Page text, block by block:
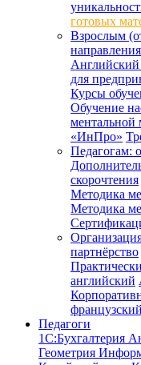
готовых
Взрослым
Английский
для
Курсы
Обучение
ментальной
«ИнПро»
Педагогам:
скорочтения
Методика
Методика
партнёрство
английский
французский
Педагоги
1С:Бухгалтерия
Геометрия